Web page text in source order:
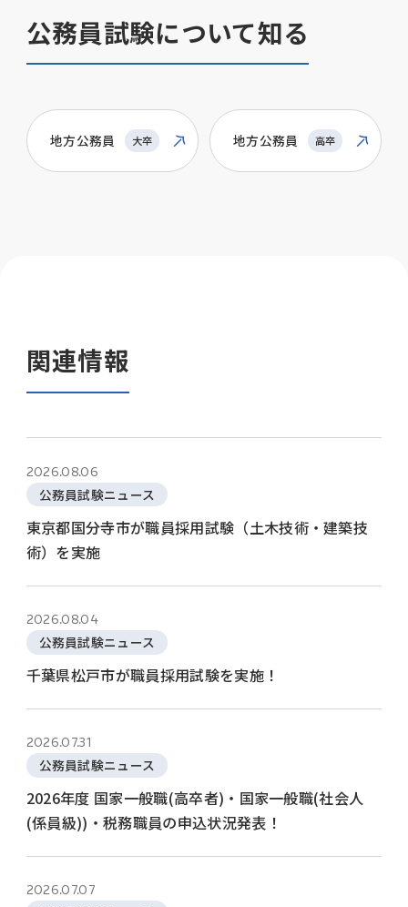
公務員試験について知る
地方公務員 大卒 地方公務員 高卒
関連情報
2026.08.06
公務員試験ニュース
東京都国分寺市が職員採用試験（土木技術・建築技
術）を実施
2026.08.04
公務員試験ニュース
千葉県松戸市が職員採用試験を実施！
2026.07.31
公務員試験ニュース
2026年度 国家一般職(高卒者)・国家一般職(社会人
(係員級))・税務職員の申込状況発表！
2026.07.07